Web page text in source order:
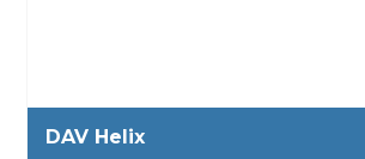
DAV Helix